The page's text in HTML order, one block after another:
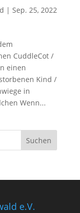
| Sep. 25, 2022
CuddleCot /
einen
Kind /
in
Wenn...
e.V.